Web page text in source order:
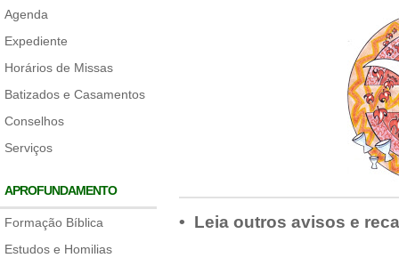
Agenda
Expediente
Horários de Missas
Batizados e Casamentos
Conselhos
Serviços
APROFUNDAMENTO
Formação Bíblica
Estudos e Homilias
• Leia outros avisos e